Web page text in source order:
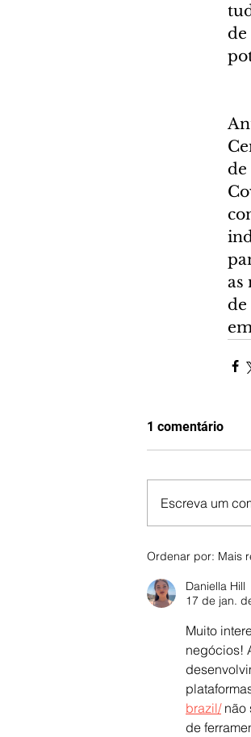
as
1 comentário
Escreva um
Ordenar por: Mais
Daniella Hill
17 de jan.
Muito
negócios!
brazil/ não
de